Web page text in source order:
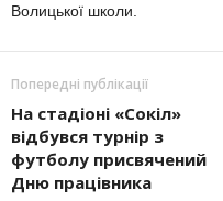
Волицької школи.
Попередні публікації
На стадіоні «Сокіл»
відбувся турнір з
футболу присвячений
Дню працівника